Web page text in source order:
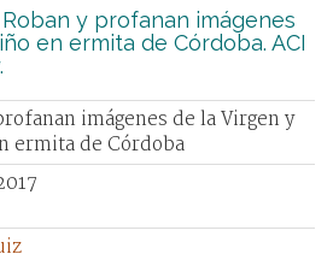
Roban y profanan imágenes
en ermita de Córdoba. ACI
imágenes de la Virgen y
ermita de Córdoba